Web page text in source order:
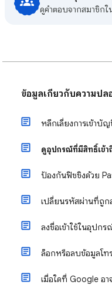
ดูคําตอบจากสมาชิก
ข้อมูลเกี่ยวกับความปล
หลีกเลี่ยงการเข้าบั
ดูอุปกรณ์ที่มีสิทธิ์เข้
ป้องกันฟิชชิงด้วย
เปลี่ยนรหัสผ่านที่ถู
ลงชื่อเข้าใช้ในอุปก
ล็อกหรือลบข้อมูลโ
เมื่อใดที่ Google อ